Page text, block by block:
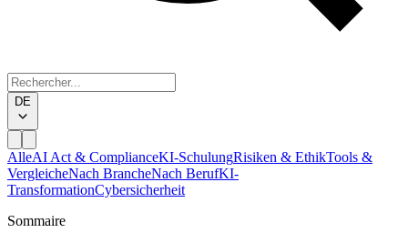
DE
AlleAI Act & ComplianceKI-SchulungRisiken & EthikTools &
VergleicheNach BrancheNach BerufKI-
TransformationCybersicherheit
Sommaire